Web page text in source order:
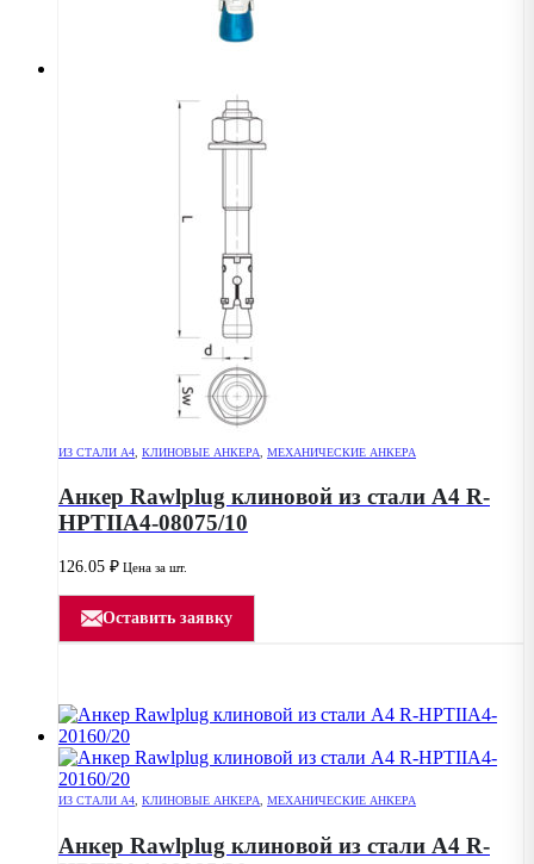
ИЗ СТАЛИ А4 КЛИНОВЫЕ АНКЕРА МЕХАНИЧЕСКИЕ АНКЕРА
Анкер Rawlplug клиновой из стали А4 R-
HPTIIA4-08075/10
126.05 ₽ Цена за шт.
Оставить заявку
ИЗ СТАЛИ А4, КЛИНОВЫЕ АНКЕРА, МЕХАНИЧЕСКИЕ АНКЕРА
Анкер Rawlplug клиновой из стали А4 R-